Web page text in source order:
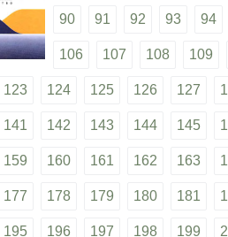
90 91 92 93 94
106 107 108 109
123 124 125 126 127
141 142 143 144 145
159 160 161 162 163
177 178 179 180 181
195 196 197 198 199